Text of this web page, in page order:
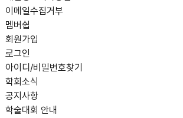
이메일수집거부
멤버쉽
회원가입
로그인
아이디/비밀번호찾기
학회소식
공지사항
학술대회 안내